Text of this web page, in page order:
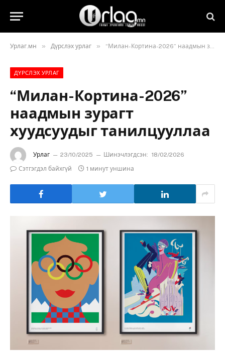
Урлаг.мн » Дүрслэх урлаг » “Милан-Кортина-2026” наадмын зурагт хуудсуудыг танилцууллаа
ДҮРСЛЭХ УРЛАГ
“Милан-Кортина-2026”
наадмын зурагт
хуудсуудыг танилцууллаа
Урлаг 23/10/2025 Шинэчлэгдсэн: 18/02/2026
Сэтгэгдэл байхгүй
1 минут уншина